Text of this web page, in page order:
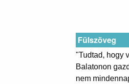
Fülszöveg
"Tudtad, hogy
Balatonon
nem